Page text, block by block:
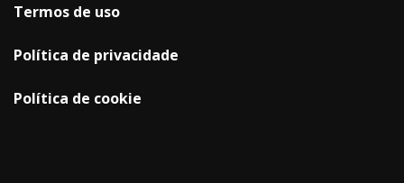
Termos de uso
Política de privacidade
Política de cookie